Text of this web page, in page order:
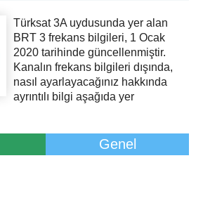
Türksat 3A uydusunda yer alan
BRT 3 frekans bilgileri, 1 Ocak
2020 tarihinde güncellenmiştir.
Kanalın frekans bilgileri dışında,
nasıl ayarlayacağınız hakkında
ayrıntılı bilgi aşağıda yer
Genel